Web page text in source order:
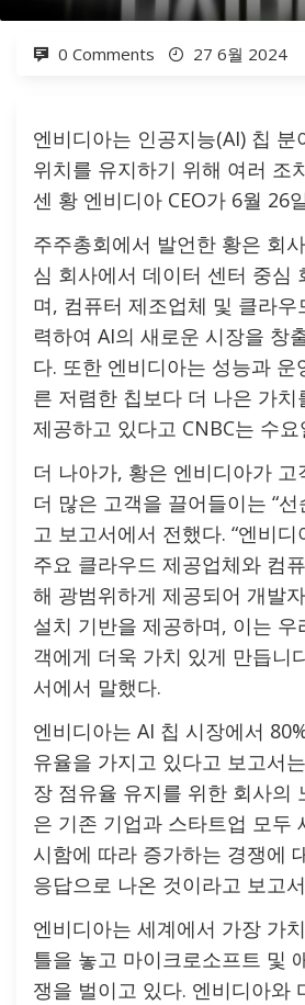
0 Comments 27 6월 2024
엔비디아는 인공지능(AI) 칩 분
위치를 유지하기 위해 여러 조
센 황 엔비디아 CEO가 6월 26
주주총회에서 발언한 황은 회
심 회사에서 데이터 센터 중심
며, 컴퓨터 제조업체 및 클라우
력하여 AI의 새로운 시장을 창
다. 또한 엔비디아는 성능과
른 저렴한 칩보다 더 나은 가치
제공하고 있다고 CNBC는 수
더 나아가, 황은 엔비디아가 고
더 많은 고객을 끌어들이는 “
고 보고서에서 전했다. “엔비
주요 클라우드 제공업체와 컴
해 광범위하게 제공되어 개발
설치 기반을 제공하며, 이는 우
객에게 더욱 가치 있게 만듭니
서에서 말했다.
엔비디아는 AI 칩 시장에서
유율을 가지고 있다고 보고서
장 점유율 유지를 위한 회사의
은 기존 기업과 스타트업 모두
시함에 따라 증가하는 경쟁에
응답으로 나온 것이라고 보고
엔비디아는 세계에서 가장 가
틀을 놓고 마이크로소프트 및
쟁을 벌이고 있다. 엔비디아와